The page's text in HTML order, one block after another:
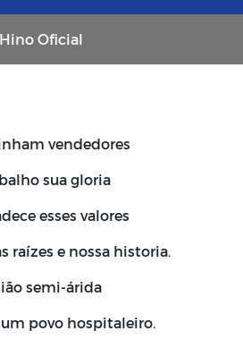
Hino Oficial
vendedores
sua gloria
esses valores
raízes e nossa historia.
semi-árida
povo hospitaleiro.